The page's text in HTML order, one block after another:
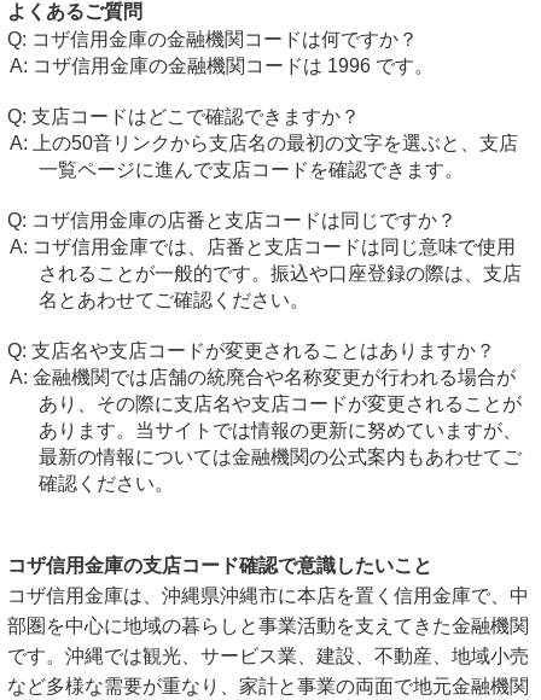
よくあるご質問
コザ信用金庫の金融機関コードは何ですか？
コザ信用金庫の金融機関コードは 1996 です。
支店コードはどこで確認できますか？
上の50音リンクから支店名の最初の文字を選ぶと、支店
一覧ページに進んで支店コードを確認できます。
コザ信用金庫の店番と支店コードは同じですか？
コザ信用金庫では、店番と支店コードは同じ意味で使用
されることが一般的です。振込や口座登録の際は、支店
名とあわせてご確認ください。
支店名や支店コードが変更されることはありますか？
金融機関では店舗の統廃合や名称変更が行われる場合が
あり、その際に支店名や支店コードが変更されることが
あります。当サイトでは情報の更新に努めていますが、
最新の情報については金融機関の公式案内もあわせてご
確認ください。
コザ信用金庫の支店コード確認で意識したいこと
コザ信用金庫は、沖縄県沖縄市に本店を置く信用金庫で、中
部圏を中心に地域の暮らしと事業活動を支えてきた金融機関
です。沖縄では観光、サービス業、建設、不動産、地域小売
など多様な需要が重なり、家計と事業の両面で地元金融機関